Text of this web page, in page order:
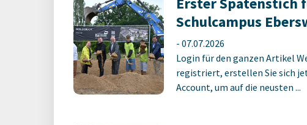
Schulcampus
- 07.07.2026
Login für den ganzen Artikel
registriert, erstellen Sie sich
Account, um auf die neusten ...